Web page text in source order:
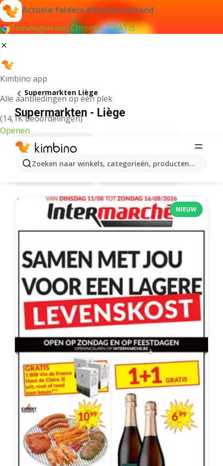
Actuele folders altijd bij de hand
Toevoegen aan Chrome - GRATIS
Kimbino app
Alle aanbiedingen op één plek
(14,1K beoordelingen)
Openen
Zoeken naar winkels, categorieën, producten...
Supermarkten Liège
Supermarkten - Liège
NIEUW